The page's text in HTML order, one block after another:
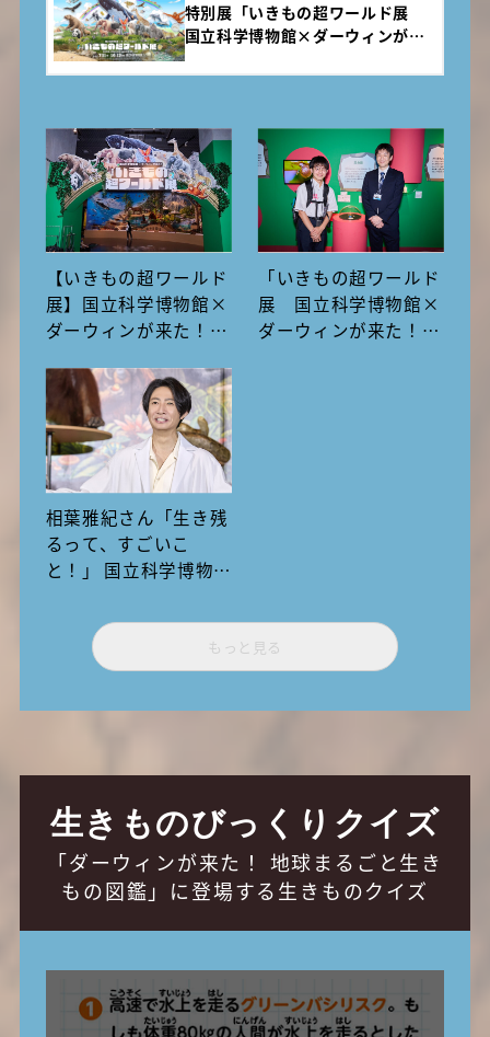
特別展「いきもの超ワールド展
国立科学博物館×ダーウィンが来
た！」公式サイト
【いきもの超ワールド
展】国立科学博物館×
ダーウィンが来た！の
が徹底解説
「いきもの超ワールド
展 国立科学博物館×
ダーウィンが来た！」
相葉雅紀さん「生き残
るって、すごいこ
と！」 国立科学博物館
超ワールド展」の驚き
と発見
もっと見る
生きものびっくりクイズ
「ダーウィンが来た！ 地球まるごと生き
もの図鑑」に登場する生きものクイズ